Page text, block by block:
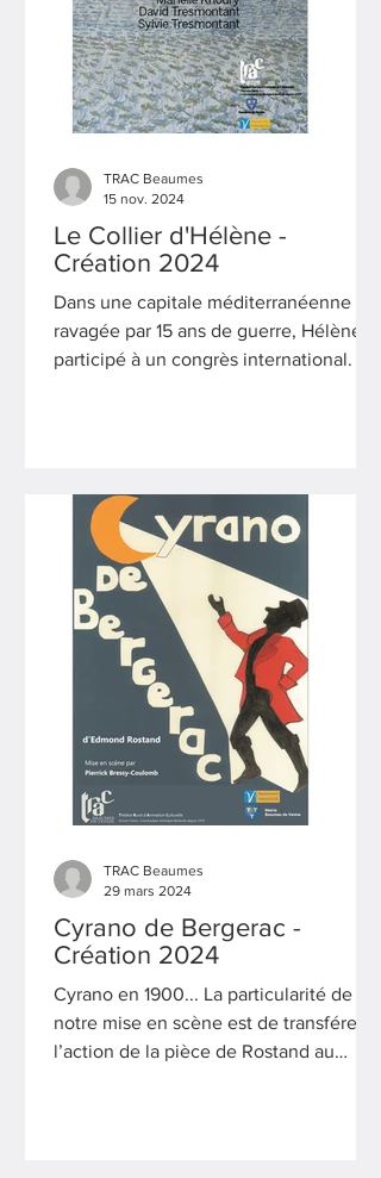
Le Collier d'Hélène -
Création 2024
Dans une capitale méditerranéenne
ravagée par 15 ans de guerre, Hélène a
participé à un congrès international. En
TRAC Beaumes
15 nov. 2024
Cyrano de Bergerac -
Création 2024
Cyrano en 1900... La particularité de
notre mise en scène est de transférer
l’action de la pièce de Rostand au
TRAC Beaumes
29 mars 2024